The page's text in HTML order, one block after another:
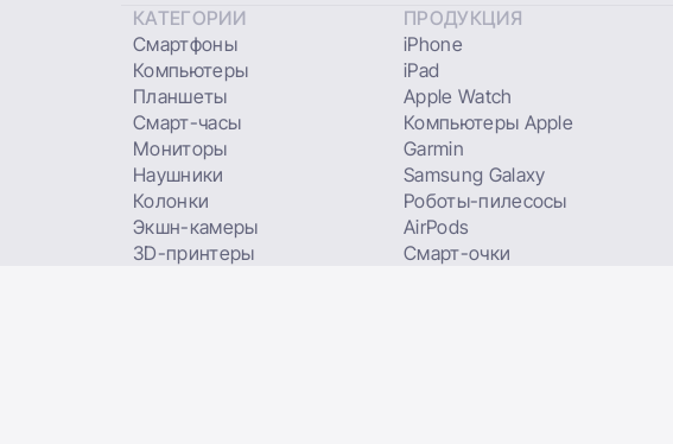
КАТЕГОРИИ
Смартфоны
Компьютеры
Планшеты
Смарт-часы
Мониторы
Наушники
Колонки
Экшн-камеры
3D-принтеры
ПРОДУКЦИЯ
iPhone
iPad
Apple Watch
Компьютеры Apple
Garmin
Samsung Galaxy
Роботы-пилесосы
AirPods
Смарт-очки